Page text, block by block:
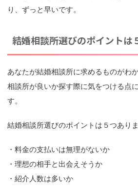
り、ずっと早いです。
結婚相談所選びのポイントは
あなたが結婚相談所に求めるものがわ
相談所が良いか探す際に気をつける点
す。
結婚相談所選びのポイントは５つありま
・料金の支払いは無理がないか
・理想の相手と出会えそうか
・紹介人数は多いか